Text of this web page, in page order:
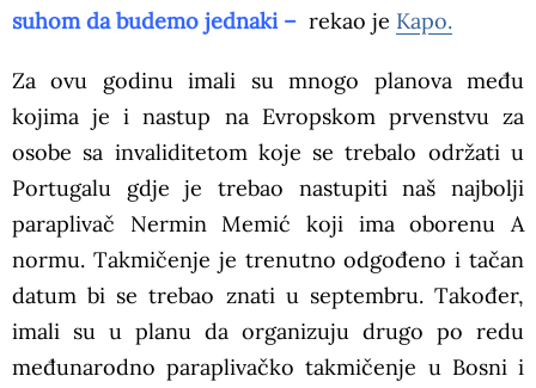
suhom da budemo jednaki – rekao je Kapo.
Za ovu godinu imali su mnogo planova među
kojima je i nastup na Evropskom prvenstvu za
osobe sa invaliditetom koje se trebalo održati u
Portugalu gdje je trebao nastupiti naš najbolji
paraplivač Nermin Memić koji ima oborenu A
normu. Takmičenje je trenutno odgođeno i tačan
datum bi se trebao znati u septembru. Također,
imali su u planu da organizuju drugo po redu
međunarodno paraplivačko takmičenje u Bosni i